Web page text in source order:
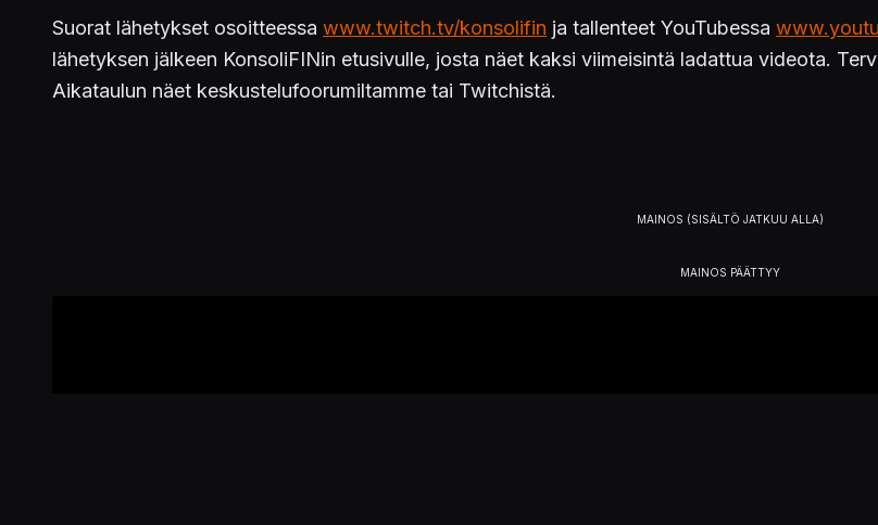
Suorat lähetykset osoitteessa www.twitch.tv/konsolifin ja tallenteet YouTubessa
lähetyksen jälkeen KonsoliFINin etusivulle, josta näet kaksi viimeisintä ladattua videota.
Aikataulun näet keskustelufoorumiltamme tai Twitchistä.